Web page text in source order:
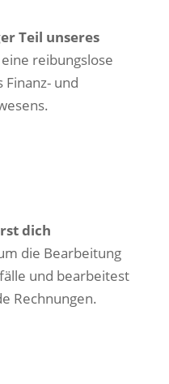
Teil unseres
reibungslose
Finanz- und
dich
die Bearbeitung
und bearbeitest
Rechnungen.